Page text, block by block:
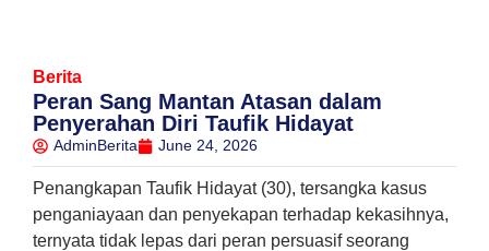
Berita
Peran Sang Mantan Atasan dalam
Penyerahan Diri Taufik Hidayat
AdminBerita June 24, 2026
Penangkapan Taufik Hidayat (30), tersangka kasus
penganiayaan dan penyekapan terhadap kekasihnya,
ternyata tidak lepas dari peran persuasif seorang